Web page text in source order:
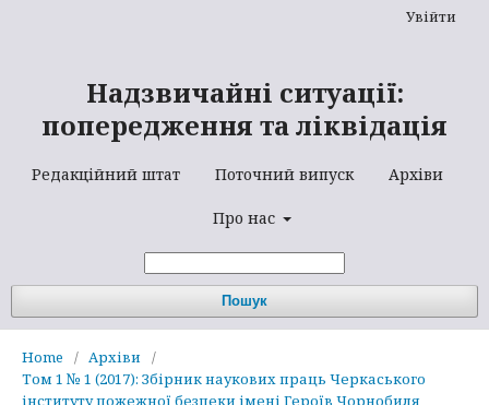
Надзвичайні ситуації:
попередження та ліквідація
Редакційний штат Поточний випуск Архіви
Про нас
Пошук
Увійти
Home / Архіви
/
Том 1 № 1 (2017): Збірник наукових праць Черкаського
інституту пожежної безпеки імені Героїв Чорнобиля